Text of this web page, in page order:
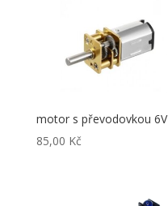
motor s převodovkou 6V
85,00 Kč